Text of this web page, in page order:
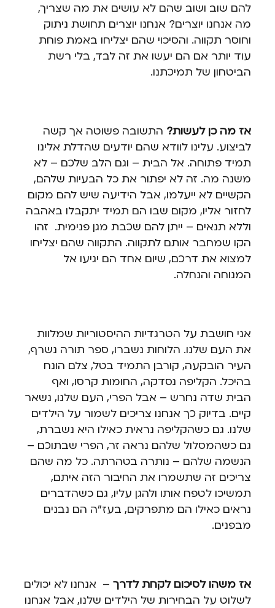
להם שוב ושוב שהם לא עושים את מה שצריך,
מה אנחנו יוצרים? אנחנו יוצרים תחושת ניתוק
וחוסר תקווה. והסיכוי שהם יצליחו באמת פוחת
עוד יותר אם הם יעשו את זה לבד, בלי רשת
הביטחון של תמיכתנו.
אז מה כן לעשות? התשובה פשוטה אך קשה
לביצוע. עלינו לוודא שהם יודעים שהדלת אלינו
תמיד פתוחה. אל הבית – וגם הלב שלכם – לא
משנה מה. זה לא יפתור את כל הבעיות שלהם,
הקשיים לא ייעלמו, אבל הידיעה שיש להם מקום
לחזור אליו, מקום שבו הם תמיד יתקבלו באהבה
וללא תנאים – ייתן להם שכבת מגן פנימית. זהו
הקו שמחבר אותם לתקווה. התקווה שהם יצליחו
למצוא את דרכם, שיום אחד הם יגיעו אל
המנוחה והנחלה.
אני חושבת על הטרגדיות ההיסטוריות שמלוות
את העם שלנו. הלוחות נשברו, ספר תורה נשרף,
העיר הובקעה, קורבן התמיד בטל, צלם הונח
בהיכל. הקליפה נסדקה, החומות קרסו, ואף
הבית שדה נחרש – אבל הפרי, העם שלנו, נשאר
קיים. בדיוק כך אנחנו צריכים לשמור על הילדים
שלנו. גם כשהקליפה נראית כאילו היא נשברת,
גם כשהמסלול שלהם נראה זר, הפרי שבתוכם –
הנשמה שלהם – נותרה בטהרתה. כל מה שהם
צריכים זה שתשמרו את החיבור הזה איתם,
תמשיכו לטפח אותו ולהגן עליו, גם כשהדברים
נראים כאילו הם מתפרקים, בעז"ה הם נבנים
מבפנים.
אז משהו לסיכום לקחת לדרך – אנחנו לא יכולים
לשלוט על הבחירות של הילדים שלנו, אבל אנחנו